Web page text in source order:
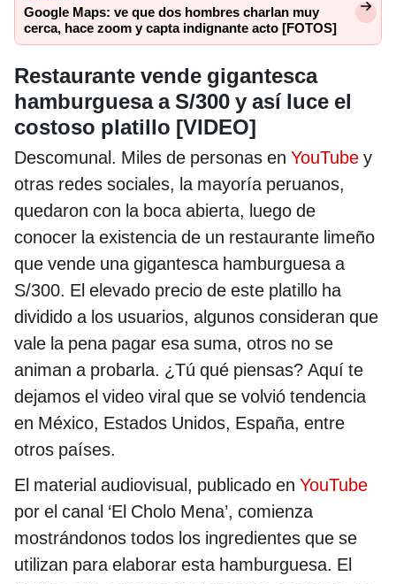
Google Maps: ve que dos hombres charlan muy
cerca, hace zoom y capta indignante acto [FOTOS]
Restaurante vende gigantesca
hamburguesa a S/300 y así luce el
costoso platillo [VIDEO]
Descomunal. Miles de personas en YouTube y
otras redes sociales, la mayoría peruanos,
quedaron con la boca abierta, luego de
conocer la existencia de un restaurante limeño
que vende una gigantesca hamburguesa a
S/300. El elevado precio de este platillo ha
dividido a los usuarios, algunos consideran que
vale la pena pagar esa suma, otros no se
animan a probarla. ¿Tú qué piensas? Aquí te
dejamos el video viral que se volvió tendencia
en México, Estados Unidos, España, entre
otros países.
El material audiovisual, publicado en YouTube
por el canal ‘El Cholo Mena’, comienza
mostrándonos todos los ingredientes que se
utilizan para elaborar esta hamburguesa. El